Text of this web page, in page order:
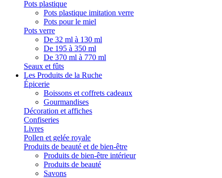
Pots plastique
Pots plastique imitation verre
Pots pour le miel
Pots verre
De 32 ml à 130 ml
De 195 à 350 ml
De 370 ml à 770 ml
Seaux et fûts
Les Produits de la Ruche
Épicerie
Boissons et coffrets cadeaux
Gourmandises
Décoration et affiches
Confiseries
Livres
Pollen et gelée royale
Produits de beauté et de bien-être
Produits de bien-être intérieur
Produits de beauté
Savons